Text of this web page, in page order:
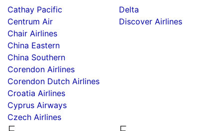
Cathay Pacific
Centrum Air
Chair Airlines
China Eastern
China Southern
Corendon Airlines
Corendon Dutch Airlines
Croatia Airlines
Cyprus Airways
Czech Airlines
Delta
Discover Airlines